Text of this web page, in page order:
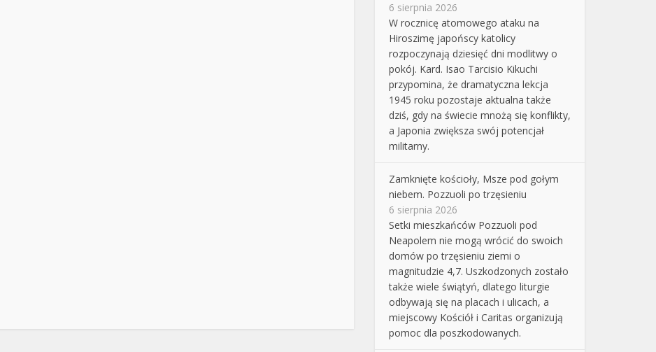
6 sierpnia 2026
W rocznicę atomowego ataku na
Hiroszimę japońscy katolicy
rozpoczynają dziesięć dni modlitwy o
pokój. Kard. Isao Tarcisio Kikuchi
przypomina, że dramatyczna lekcja
1945 roku pozostaje aktualna także
dziś, gdy na świecie mnożą się konflikty,
a Japonia zwiększa swój potencjał
militarny.
Zamknięte kościoły, Msze pod gołym
niebem. Pozzuoli po trzęsieniu
6 sierpnia 2026
Setki mieszkańców Pozzuoli pod
Neapolem nie mogą wrócić do swoich
domów po trzęsieniu ziemi o
magnitudzie 4,7. Uszkodzonych zostało
także wiele świątyń, dlatego liturgie
odbywają się na placach i ulicach, a
miejscowy Kościół i Caritas organizują
pomoc dla poszkodowanych.